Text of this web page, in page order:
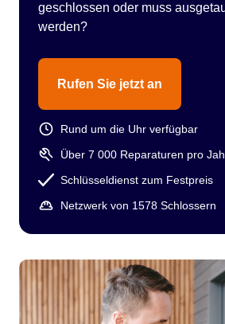
geschlossen oder muss
werden?
Rufen Sie jetzt an
Rund um die Uhr verfügbar
Über 7 000 Reparaturen pro
Schlüsseldienst zum Festpreis
Netzwerk von 1578 Schlossern